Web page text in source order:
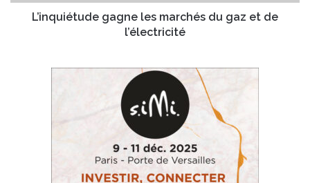
L’inquiétude gagne les marchés du gaz et de
l’électricité